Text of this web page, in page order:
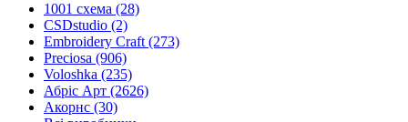
1001 схема (28)
CSDstudio (2)
Embroidery Craft (273)
Preciosa (906)
Voloshka (235)
Абріс Арт (2626)
Акорнс (30)